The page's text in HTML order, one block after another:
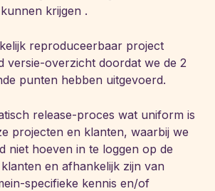
krijgen .
reproduceerbaar project
versie-overzicht doordat we de 2
punten hebben uitgevoerd.
release-proces wat uniform is
projecten en klanten, waarbij we
niet hoeven in te loggen op de
en afhankelijk zijn van
specifieke kennis en/of